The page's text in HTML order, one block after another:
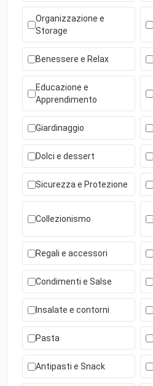
Organizzazione e
Storage
Benessere e Relax
Educazione e
Apprendimento
Giardinaggio
Dolci e dessert
Sicurezza e Protezione
Collezionismo
Regali e accessori
Condimenti e Salse
Insalate e contorni
Pasta
Antipasti e Snack